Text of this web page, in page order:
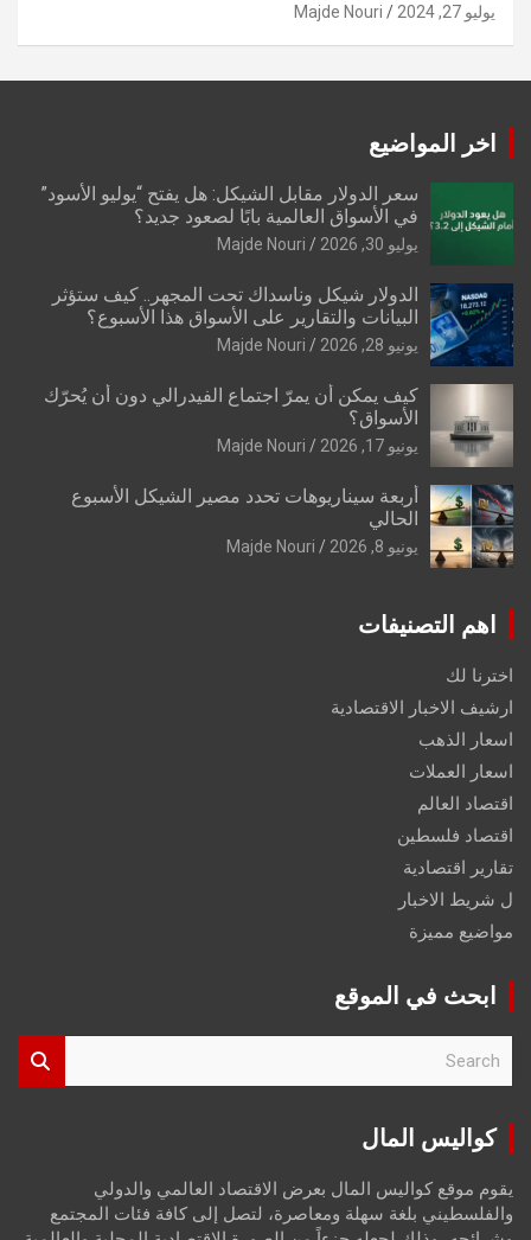
يوليو 27, 2024 Majde Nouri
اخر المواضيع
سعر الدولار مقابل الشيكل: هل يفتح “يوليو الأسود”
في الأسواق العالمية بابًا لصعود جديد؟
يوليو 30, 2026 Majde Nouri
الدولار شيكل وناسداك تحت المجهر.. كيف ستؤثر
البيانات والتقارير على الأسواق هذا الأسبوع؟
يونيو 28, 2026 Majde Nouri
كيف يمكن أن يمرّ اجتماع الفيدرالي دون أن يُحرّك
الأسواق؟
يونيو 17, 2026 Majde Nouri
أربعة سيناريوهات تحدد مصير الشيكل الأسبوع
الحالي
يونيو 8, 2026 Majde Nouri
اهم التصنيفات
اخترنا لك
ارشيف الاخبار الاقتصادية
اسعار الذهب
اسعار العملات
اقتصاد العالم
اقتصاد فلسطين
تقارير اقتصادية
ل شريط الاخبار
مواضيع مميزة
ابحث في الموقع
r
كواليس المال
يقوم موقع كواليس المال بعرض الاقتصاد العالمي والدولي
والفلسطيني بلغة سهلة ومعاصرة، لتصل إلى كافة فئات المجتمع